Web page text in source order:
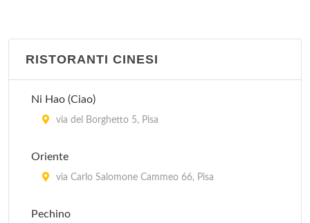
RISTORANTI CINESI
Ni Hao (Ciao)
via del Borghetto 5, Pisa
Oriente
via Carlo Salomone Cammeo 66, Pisa
Pechino